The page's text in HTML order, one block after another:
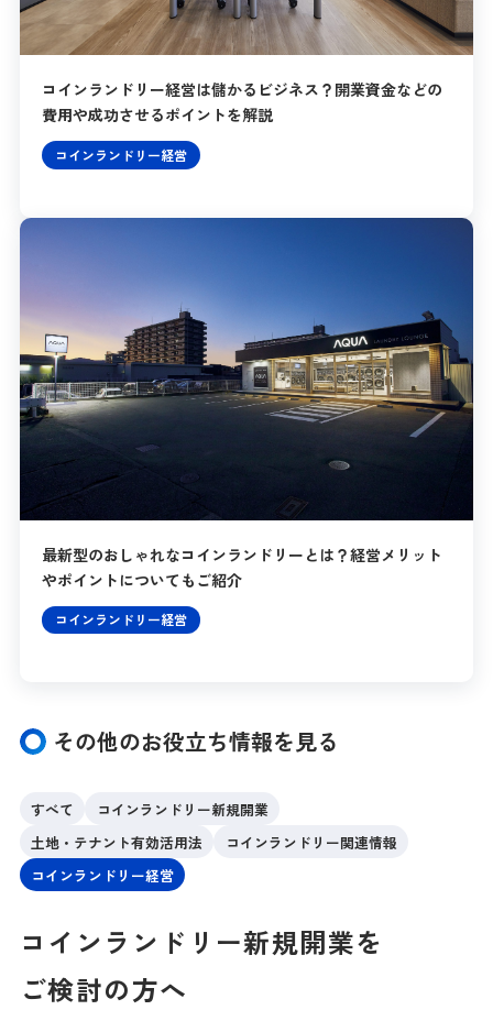
コインランドリー経営は儲かるビジネス？開業資金などの
費用や成功させるポイントを解説
コインランドリー経営
最新型のおしゃれなコインランドリーとは？経営メリット
やポイントについてもご紹介
コインランドリー経営
その他のお役立ち情報を見る
すべて
コインランドリー新規開業
土地・テナント有効活用法
コインランドリー関連情報
コインランドリー経営
コインランドリー新規開業を
ご検討の方へ